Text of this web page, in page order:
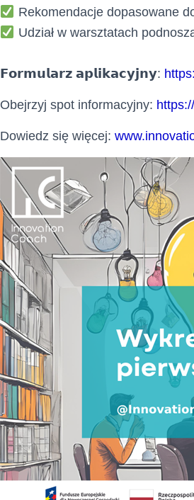
Rekomendacje dopasowane
Udział w warsztatach
𝗙𝗼𝗿𝗺𝘂𝗹𝗮𝗿𝘇 𝗮𝗽𝗹𝗶𝗸𝗮𝗰𝘆𝗷𝗻𝘆:
Obejrzyj spot informacyjny:
Dowiedz się więcej: